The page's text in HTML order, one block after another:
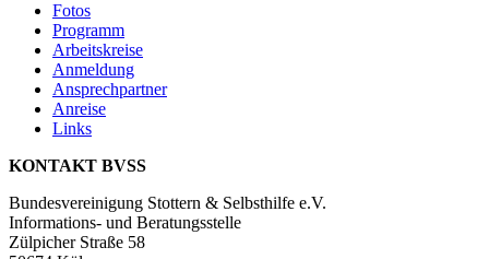
Fotos
Programm
Arbeitskreise
Anmeldung
Ansprechpartner
Anreise
Links
KONTAKT BVSS
Bundesvereinigung Stottern & Selbsthilfe e.V.
Informations- und Beratungsstelle
Zülpicher Straße 58